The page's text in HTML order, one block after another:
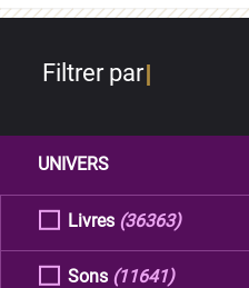
Filtrer par
UNIVERS
Livres (36363)
Sons (11641)